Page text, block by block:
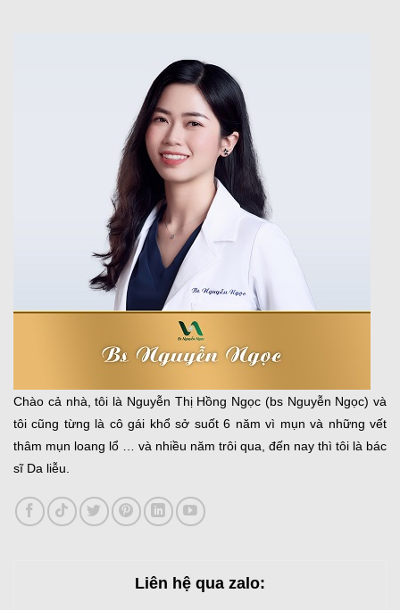
Chào cả nhà, tôi là Nguyễn Thị Hồng Ngọc (bs Nguyễn Ngọc) và
tôi cũng từng là cô gái khổ sở suốt 6 năm vì mụn và những vết
thâm mụn loang lổ … và nhiều năm trôi qua, đến nay thì tôi là bác
sĩ Da liễu.
Liên hệ qua zalo: